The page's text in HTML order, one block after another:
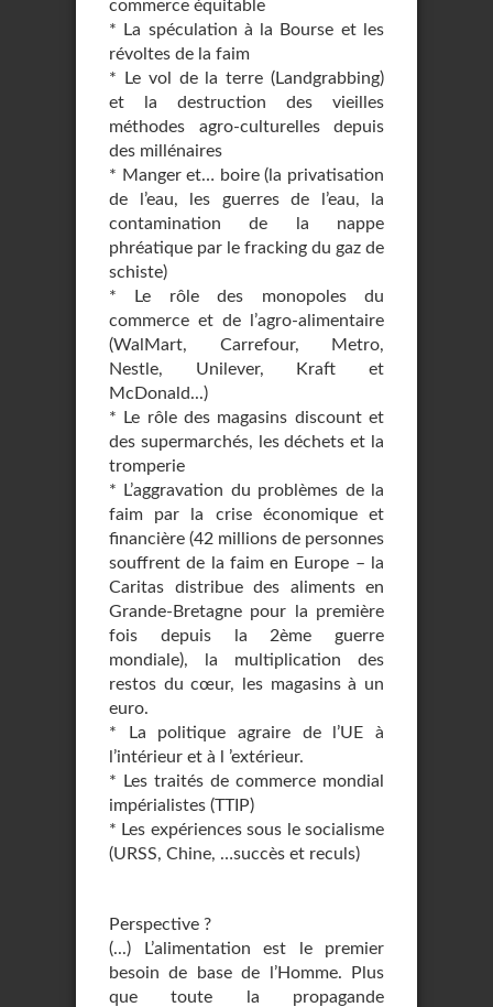
commerce équitable
* La spéculation à la Bourse et les
révoltes de la faim
* Le vol de la terre (Landgrabbing)
et la destruction des vieilles
méthodes agro-culturelles depuis
des millénaires
* Manger et… boire (la privatisation
de l’eau, les guerres de l’eau, la
contamination de la nappe
phréatique par le fracking du gaz de
schiste)
* Le rôle des monopoles du
commerce et de l’agro-alimentaire
(WalMart, Carrefour, Metro,
Nestle, Unilever, Kraft et
McDonald...)
* Le rôle des magasins discount et
des supermarchés, les déchets et la
tromperie
* L’aggravation du problèmes de la
faim par la crise économique et
financière (42 millions de personnes
souffrent de la faim en Europe – la
Caritas distribue des aliments en
Grande-Bretagne pour la première
fois depuis la 2ème guerre
mondiale), la multiplication des
restos du cœur, les magasins à un
euro.
* La politique agraire de l’UE à
l’intérieur et à l ’extérieur.
* Les traités de commerce mondial
impérialistes (TTIP)
* Les expériences sous le socialisme
(URSS, Chine, …succès et reculs)
Perspective ?
(...) L’alimentation est le premier
besoin de base de l’Homme. Plus
que toute la propagande